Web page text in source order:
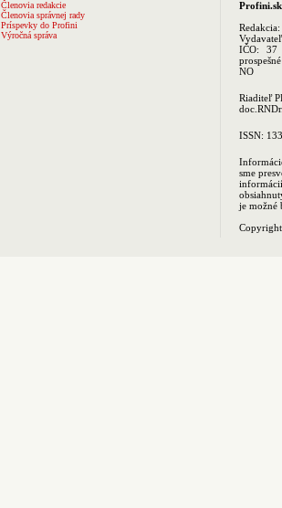
Členovia redakcie
Členovia správnej rady
Príspevky do Profini
Výročná správa
Profini.sk
Redakcia:
IČO: 37
NO
Riaditeľ
ISSN:
sme
je možné